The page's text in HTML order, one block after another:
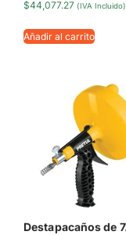
$44,077.27 (IVA Incluido)
Añadir al carrito
Destapacaños de